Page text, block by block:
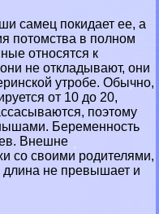
самец покидает ее, а
потомства в полном
относятся к
не откладывают, они
утробе. Обычно,
от 10 до 20,
поэтому
Беременность
Внешне
со своими родителями,
длина не превышает и